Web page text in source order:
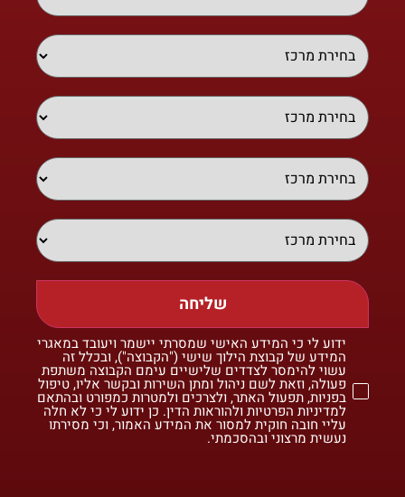
שליחה
ידוע לי כי המידע האישי שמסרתי יישמר ויעובד במאגרי
המידע של קבוצת הילוך שישי ("הקבוצה"), ובכלל זה
עשוי להימסר לצדדים שלישיים עימם הקבוצה משתפת
פעולה, וזאת לשם ניהול ומתן השירות ובקשר אליו, טיפול
בפניות, תפעול האתר, ולצרכים ולמטרות כמפורט ובהתאם
למדיניות הפרטיות ולהוראות הדין. כן ידוע לי כי לא חלה
עליי חובה חוקית למסור את המידע האמור, וכי מסירתו
נעשית מרצוני ובהסכמתי.